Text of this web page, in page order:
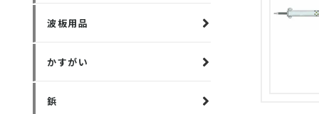
波板用品
かすがい
鋲